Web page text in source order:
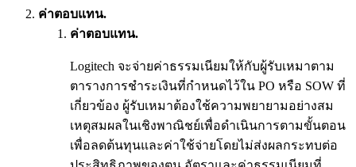
ค่าตอบแทน.
ค่าตอบแทน.
Logitech จะจ่ายค่าธรรมเนียมให้กับผู้รับเหมาตาม
ตารางการชำระเงินที่กำหนดไว้ใน PO หรือ SOW ที่
เกี่ยวข้อง ผู้รับเหมาต้องใช้ความพยายามอย่างสม
เหตุสมผลในเชิงพาณิชย์เพื่อดำเนินการตามขั้นตอน
เพื่อลดต้นทุนและค่าใช้จ่ายโดยไม่ส่งผลกระทบต่อ